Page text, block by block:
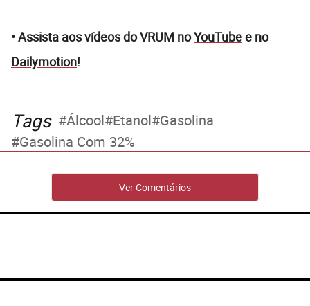
• Assista aos vídeos do VRUM noYouTubee no
Dailymotion!
Tags Álcool Etanol Gasolina
Gasolina Com 32%
Ver Comentários